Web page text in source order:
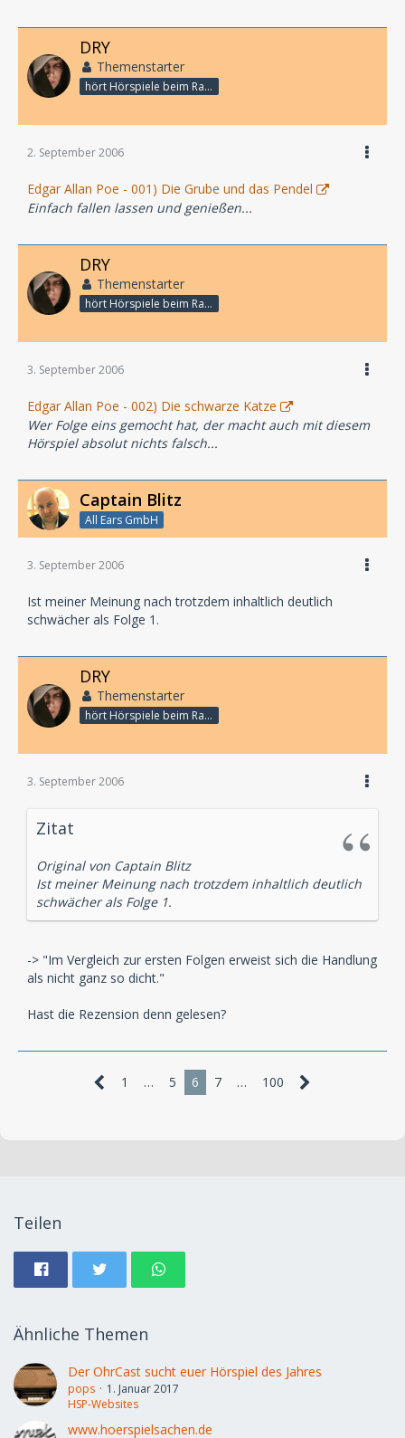
DRY
Themenstarter
hört Hörspiele beim Rasenmähen
2. September 2006
Edgar Allan Poe - 001) Die Grube und das Pendel
Einfach fallen lassen und genießen...
DRY
Themenstarter
hört Hörspiele beim Rasenmähen
3. September 2006
Edgar Allan Poe - 002) Die schwarze Katze
Wer Folge eins gemocht hat, der macht auch mit diesem
Hörspiel absolut nichts falsch...
Captain Blitz
All Ears GmbH
3. September 2006
Ist meiner Meinung nach trotzdem inhaltlich deutlich
schwächer als Folge 1.
DRY
Themenstarter
hört Hörspiele beim Rasenmähen
3. September 2006
Zitat
Original von Captain Blitz
Ist meiner Meinung nach trotzdem inhaltlich deutlich
schwächer als Folge 1.
-> "Im Vergleich zur ersten Folgen erweist sich die Handlung
als nicht ganz so dicht."
Hast die Rezension denn gelesen?
1 … 5 6 7 … 100
Teilen
Ähnliche Themen
Der OhrCast sucht euer Hörspiel des Jahres
pops
1. Januar 2017
HSP-Websites
www.hoerspielsachen.de